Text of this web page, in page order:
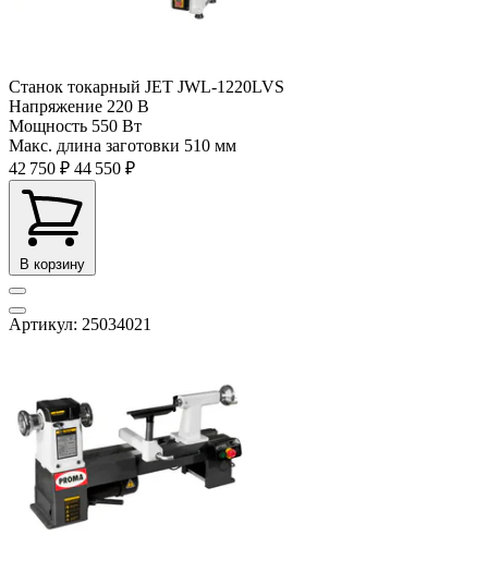
Станок токарный JET JWL-1220LVS
Напряжение 220 В
Мощность 550 Вт
Макс. длина заготовки 510 мм
42 750 ₽ 44 550 ₽
В корзину
Артикул: 25034021